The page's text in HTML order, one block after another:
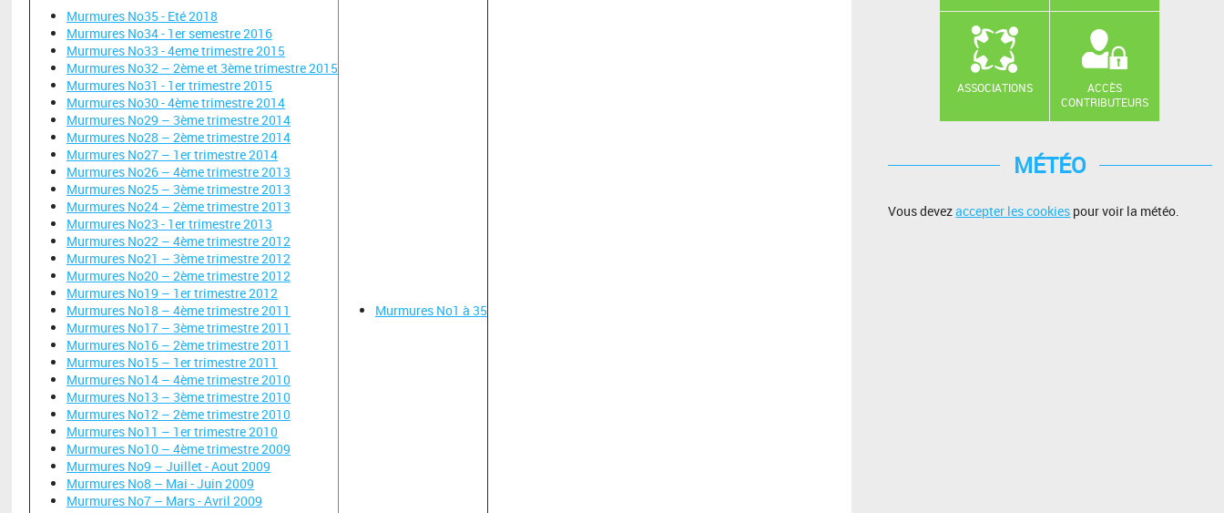
Murmures No35 - Eté 2018
Murmures No34 - 1er semestre 2016
Murmures No33 - 4eme trimestre 2015
Murmures No32 – 2ème et 3ème trimestre 2015
Murmures No31 - 1er trimestre 2015
Murmures No30 - 4ème trimestre 2014
Murmures No29 – 3ème trimestre 2014
Murmures No28 – 2ème trimestre 2014
Murmures No27 – 1er trimestre 2014
Murmures No26 – 4ème trimestre 2013
Murmures No25 – 3ème trimestre 2013
Murmures No24 – 2ème trimestre 2013
Murmures No23 - 1er trimestre 2013
Murmures No22 – 4ème trimestre 2012
Murmures No21 – 3ème trimestre 2012
Murmures No20 – 2ème trimestre 2012
Murmures No19 – 1er trimestre 2012
Murmures No18 – 4ème trimestre 2011
Murmures No17 – 3ème trimestre 2011
Murmures No16 – 2ème trimestre 2011
Murmures No15 – 1er trimestre 2011
Murmures No14 – 4ème trimestre 2010
Murmures No13 – 3ème trimestre 2010
Murmures No12 – 2ème trimestre 2010
Murmures No11 – 1er trimestre 2010
Murmures No10 – 4ème trimestre 2009
Murmures No9 – Juillet - Aout 2009
Murmures No8 – Mai - Juin 2009
Murmures No7 – Mars - Avril 2009
Murmures No1 à 35
ASSOCIATIONS
ACCÈS
CONTRIBUTEURS
MÉTÉO
Vous devezaccepter les cookies pour voir la météo.